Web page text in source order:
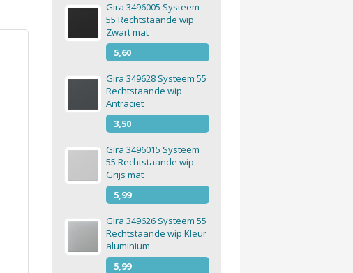
Gira 3496005 Systeem
55 Rechtstaande wip
Zwart mat
5,60
Gira 349628 Systeem 55
Rechtstaande wip
Antraciet
3,50
Gira 3496015 Systeem
55 Rechtstaande wip
Grijs mat
5,99
Gira 349626 Systeem 55
Rechtstaande wip Kleur
aluminium
5,99